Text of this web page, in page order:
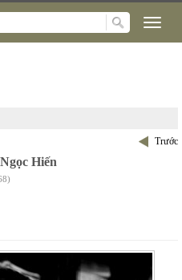
Trước
Hiến